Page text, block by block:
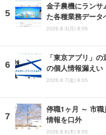
金子農機にランサ
た各種業務デー
2026.8.3(月) 8:05
「東京アプリ」
の個人情報漏えい
2026.8.7(金) 8:05
停職1ヶ月 ～ 市
情報を口外
2026.8.6(木) 8:05